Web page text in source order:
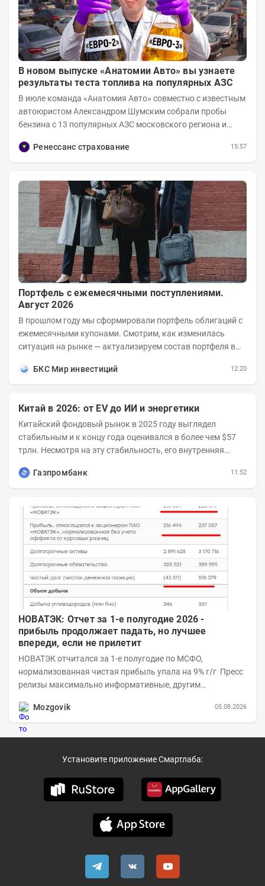
В новом выпуске «Анатомии Авто» вы узнаете
результаты теста топлива на популярных АЗС
В июле команда «Анатомия Авто» совместно с известным
автоюристом Александром Шумским собрали пробы
бензина с 13 популярных АЗС московского региона и
Ренессанс страхование
15:57
Портфель с ежемесячными поступлениями.
Август 2026
В прошлом году мы сформировали портфель облигаций с
ежемесячными купонами. Смотрим, как изменилась
ситуация на рынке — актуализируем состав портфеля в
БКС Мир инвестиций
12:20
Китай в 2026: от EV до ИИ и энергетики
Китайский фондовый рынок в 2025 году выглядел
стабильным и к концу года оценивался в более чем $57
трлн. Несмотря на эту стабильность, его внутренняя
Газпромбанк
11:52
НОВАТЭК: Отчет за 1-е полугодие 2026 -
прибыль продолжает падать, но лучшее
впереди, если не прилетит
НОВАТЭК отчитался за 1-е полугодие по МСФО,
нормализованная чистая прибыль упала на 9% г/г Пресс
релизы максимально информативные, другим
Mozgovik
05.08.2026
Установите приложение Смартлаба: